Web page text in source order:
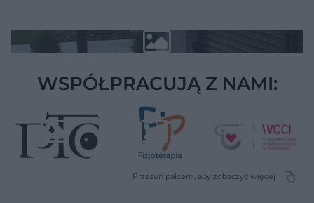
WSPÓŁPRACUJĄ Z NAMI: